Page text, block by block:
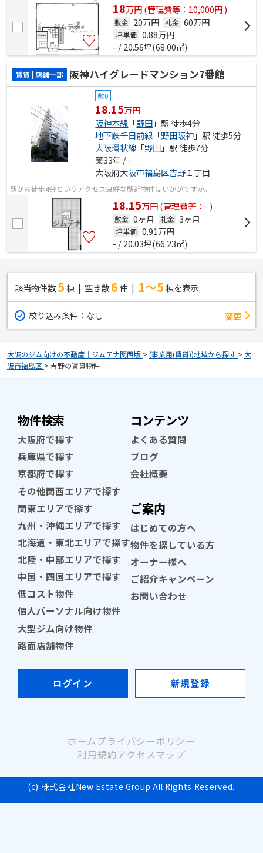
18万円(管理費等：10,000円 )
敷金 20万円 礼金 60万円
坪単価 0.88万円
- / 20.56坪(68.00㎡)
賃貸 | 店舗一部 阪神ハイグレードマンション7番館
敷0
18.15万円
阪神本線 「野田」駅 徒歩4分
地下鉄千日前線 「野田阪神」駅 徒歩5分
大阪環状線 「野田」駅 徒歩7分
築33年 / -
大阪府大阪市福島区吉野１丁目
駅から徒歩4分というアクセス良好な駅近物件はいかがですか。
18.15万円(管理費等：- )
敷金 0ヶ月 礼金 3ヶ月
坪単価 0.91万円
- / 20.03坪(66.23㎡)
該当物件数5棟 空き数 6件 1～5棟を表示
絞り込み条件： なし 変更
大阪のジム向けの不動産｜ジムテナ関西版 > (事業用(賃貸))地域から探す > 大
阪市福島区 > 吉野の賃貸物件
物件検索
大阪府で探す
兵庫県で探す
京都府で探す
その他関西エリアで探す
関東エリアで探す
九州・沖縄エリアで探す
北海道・東北エリアで探す
北陸・中部エリアで探す
中国・四国エリアで探す
低コスト物件
個人パーソナル向け物件
大型ジム向け物件
路面店舗物件
コンテンツ
よくある質問
ブログ
会社概要
ご案内
はじめての方へ
物件を探している方
オーナー様へ
ご紹介キャンペーン
お問い合わせ
ログイン 新規登録
ホーム プライバシーポリシー
利用規約アクセスマップ
(c) 株式会社New Estate Group All Rights Reserved.